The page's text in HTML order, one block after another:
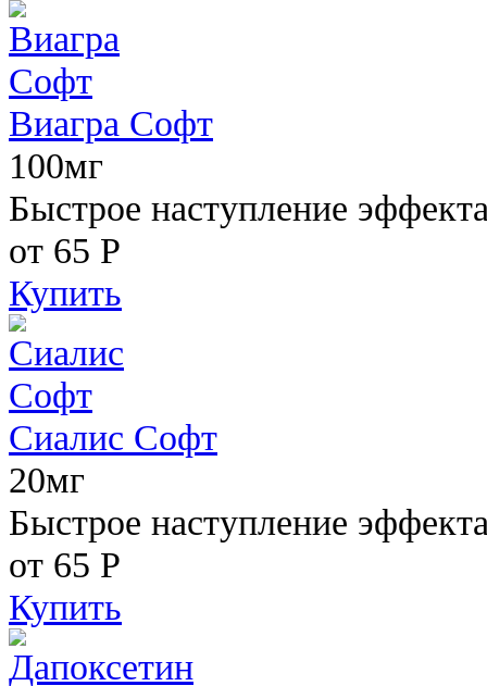
Виагра Софт
100мг
Быстрое наступление
от 65 Р
Купить
Сиалис Софт
20мг
Быстрое наступление
от 65 Р
Купить